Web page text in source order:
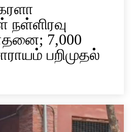
நள்ளிரவு
7,000
பறிமுதல்